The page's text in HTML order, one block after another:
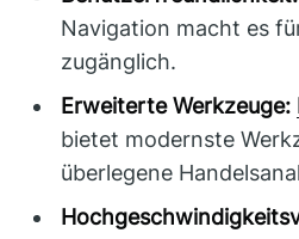
Navigation macht es
zugänglich.
Erweiterte Werkzeuge:
bietet modernste
überlegene